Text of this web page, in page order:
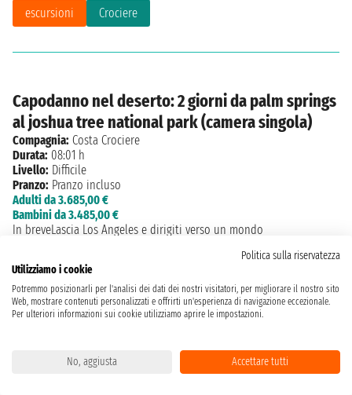
escursioni
Crociere
Capodanno nel deserto: 2 giorni da palm springs
al joshua tree national park (camera singola)
Compagnia: Costa Crociere
Durata: 08:01 h
Livello: Difficile
Pranzo: Pranzo incluso
Adulti da 3.685,00 €
Bambini da 3.485,00 €
In breveLascia Los Angeles e dirigiti verso un mondo
due giornate attraversi il Mojave Desert, vivi l’eleganza rétro di Palm
Springs, sali fino a oltre 2.600 metri di quota con la Aerial Tramway
e accogli il Nuovo Anno sotto un cielo limpido, tra musica, luci e
atmosfera festosa. Il giorno dopo rallenta tutto. Entra nel silenzio
surreale di Joshua Tree National Park, tra rocce scolpite dal tempo e
escursioni
Crociere
Politica sulla riservatezza
Utilizziamo i cookie
Potremmo posizionarli per l'analisi dei dati dei nostri visitatori, per migliorare il nostro sito
Web, mostrare contenuti personalizzati e offrirti un'esperienza di navigazione eccezionale.
Per ulteriori informazioni sui cookie utilizziamo aprire le impostazioni.
No, aggiusta Accettare tutti